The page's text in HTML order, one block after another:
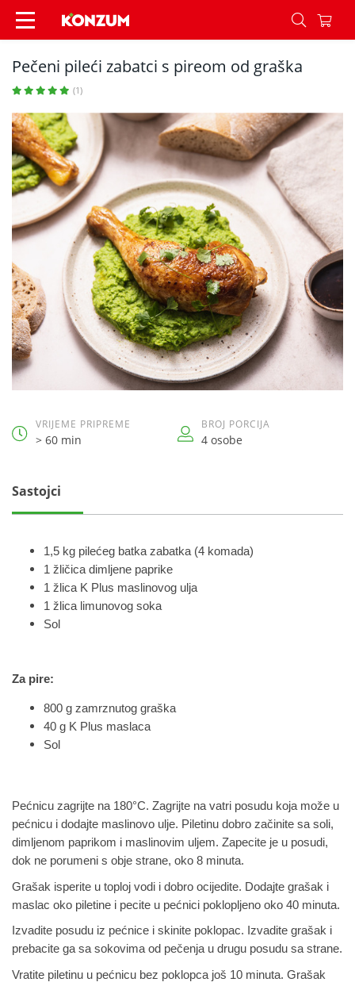
Pečeni pileći zabatci s pireom od graška -
Pečeni pileći zabatci s pireom od graška
(1)
VRIJEME PRIPREME
> 60 min
BROJ PORCIJA
4 osobe
Sastojci
1,5 kg pilećeg batka zabatka (4 komada)
1 žličica dimljene paprike
1 žlica K Plus maslinovog ulja
1 žlica limunovog soka
Sol
Za pire:
800 g zamrznutog graška
40 g K Plus maslaca
Sol
Pećnicu zagrijte na 180°C. Zagrijte na vatri posudu koja može u
pećnicu i dodajte maslinovo ulje. Piletinu dobro začinite sa soli,
dimljenom paprikom i maslinovim uljem. Zapecite je u posudi,
dok ne porumeni s obje strane, oko 8 minuta.
Grašak isperite u toploj vodi i dobro ocijedite. Dodajte grašak i
maslac oko piletine i pecite u pećnici poklopljeno oko 40 minuta.
Izvadite posudu iz pećnice i skinite poklopac. Izvadite grašak i
prebacite ga sa sokovima od pečenja u drugu posudu sa strane.
Vratite piletinu u pećnicu bez poklopca još 10 minuta. Grašak